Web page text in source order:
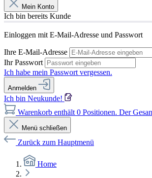
Mein Konto
Ich bin bereits Kunde
Einloggen mit E-Mail-Adresse und Passwort
Ihre E-Mail-Adresse
Ihr Passwort
Ich habe mein Passwort vergessen.
Anmelden
Ich bin Neukunde!
Warenkorb enthält 0 Positionen. Der
Menü schließen
Zurück zum Hauptmenü
Home